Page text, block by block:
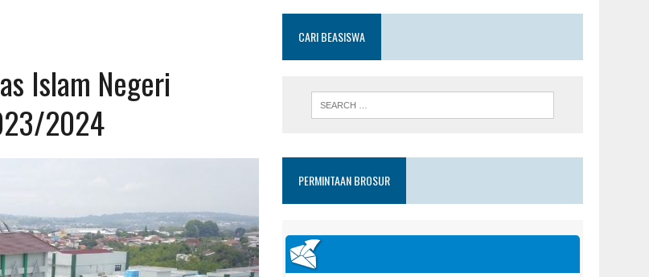
Islam Negeri
2024
CARI BEASISWA
PERMINTAAN BROSUR